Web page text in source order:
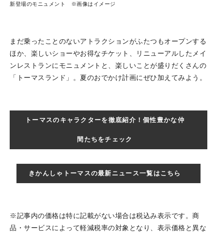
新登場のモニュメント ※画像はイメージ
まだ乗ったことのないアトラクションがふたつもオープンする
ほか、楽しいショーやお得なチケット、リニューアルしたメイ
ンレストランにモニュメントと、楽しいことが盛りだくさんの
「トーマスランド」。夏のおでかけ計画にぜひ加えてみよう。
トーマスのキャラクターを徹底紹介！個性豊かな仲
間たちをチェック
きかんしゃトーマスの最新ニュース一覧はこちら
※記事内の価格は特に記載がない場合は税込み表示です。商
品・サービスによって軽減税率の対象となり、表示価格と異な